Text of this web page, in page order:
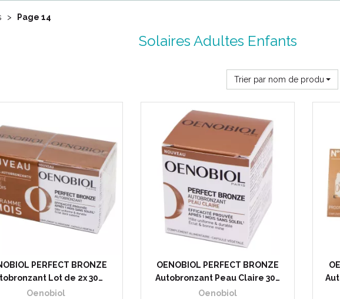
Page 14
Solaires Adultes Enfants
Trier par nom de produit
PERFECT BRONZE
Lot de 2x 30…
Oenobiol
OENOBIOL PERFECT BRONZE
Autobronzant Peau Claire 30…
Oenobiol